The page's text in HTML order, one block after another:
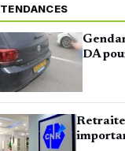
TENDANCES
DA
Retraite